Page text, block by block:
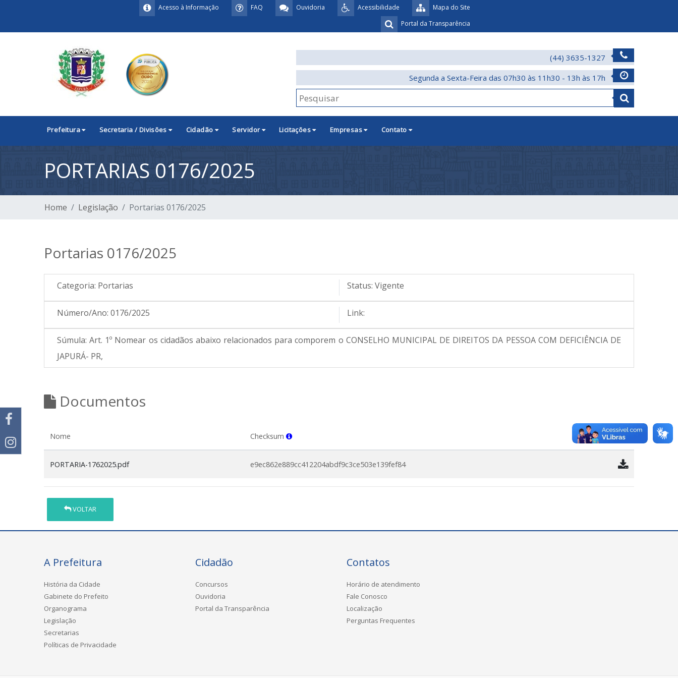
Mapa do Site
Acessibilidade
Ouvidoria
FAQ
Acesso à Informação
Portal da Transparência
(44) 3635-1327
Segunda a Sexta-Feira das 07h30 às 11h30 - 13h às 17h
Prefeitura Secretaria / Divisões Cidadão Servidor Licitações Empresas Contato
PORTARIAS 0176/2025
Home Legislação Portarias 0176/2025
Portarias 0176/2025
Categoria: Portarias Status: Vigente
Número/Ano: 0176/2025 Link:
Súmula: Art. 1º Nomear os cidadãos abaixo relacionados para comporem o CONSELHO MUNICIPAL DE DIREITOS DA PESSOA COM DEFICIÊNCIA DE
JAPURÁ- PR,
Documentos
Nome Checksum
PORTARIA-1762025.pdf e9ec862e889cc412204abdf9c3ce503e139fef84
VOLTAR
A Prefeitura
História da Cidade
Gabinete do Prefeito
Organograma
Legislação
Secretarias
Políticas de Privacidade
Cidadão
Concursos
Ouvidoria
Portal da Transparência
Contatos
Horário de atendimento
Fale Conosco
Localização
Perguntas Frequentes